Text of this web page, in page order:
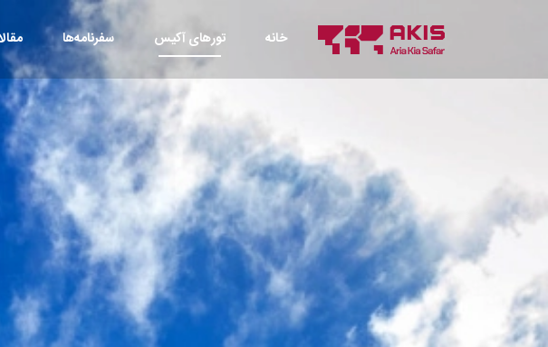
خانه تورهای آکیس سفرنامه‌ها